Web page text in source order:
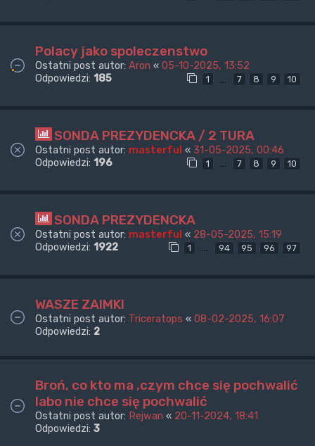
Polacy jako spoleczenstwo
Ostatni post autor: Aron « 05-10-2025, 13:52
Odpowiedzi: 185 1 7 8 9 10
SONDA PREZYDENCKA / 2 TURA
Ostatni post autor: masterful « 31-05-2025, 00:46
Odpowiedzi: 196 1 … 7 8 9 10
SONDA PREZYDENCKA
Ostatni post autor: masterful « 28-05-2025, 15:19
Odpowiedzi: 1922 1 … 94 95 96 97
WASZE ZAIMKI
Ostatni post autor: Triceratops « 08-02-2025, 16:07
Odpowiedzi: 2
Broń, co kto ma ,czym chce się pochwalić
labo nie chce się pochwalić
Ostatni post autor: Rejwan « 20-11-2024, 18:41
Odpowiedzi: 3